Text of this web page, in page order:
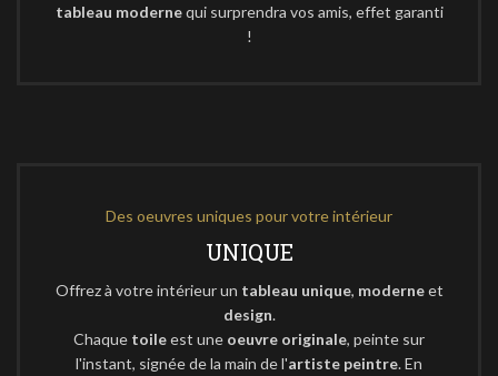
tableau modernequi surprendra vos amis, effet garanti
!
Des oeuvres uniques pour votre intérieur
UNIQUE
Offrez à votre intérieur un tableau unique, moderneet
design.
Chaque toileest une oeuvre originale, peinte sur
l'instant, signée de la main de l'artiste peintre. En